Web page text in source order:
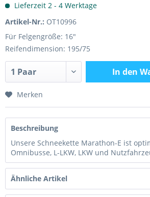
Lieferzeit 2 - 4 Werktage
Artikel-Nr.: OT10996
Für Felgengröße: 16"
Reifendimension: 195/75
In den
Merken
Beschreibung
Unsere Schneekette Marathon-E ist
Omnibusse, L-LKW, LKW und
Ähnliche Artikel